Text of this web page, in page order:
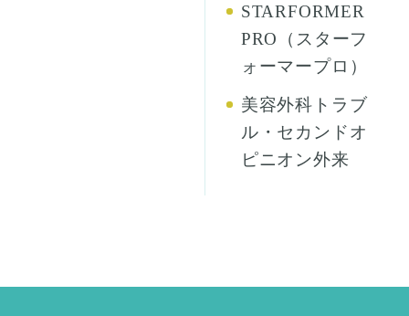
STARFORMER
PRO（スターフ
ォーマープロ）
美容外科トラブ
ル・セカンドオ
ピニオン外来